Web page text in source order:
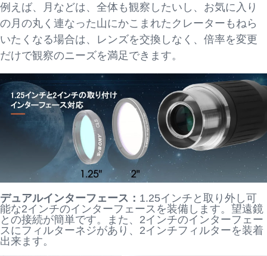
例えば、月などは、全体も観察したいし、お気に入り
の月の丸く連なった山にかこまれたクレーターもねら
いたくなる場合は、レンズを交換しなく、倍率を変更
だけで観察のニーズを満足できます。
デュアルインターフェース： 1.25インチと取り外し可
能な2インチのインターフェースを装備します。望遠鏡
との接続が簡単です。また、2インチのインターフェー
スにフィルターネジがあり、2インチフィルターを装着
出来ます。